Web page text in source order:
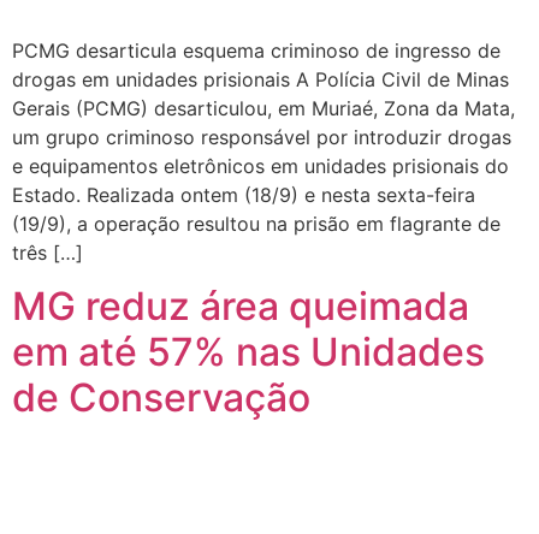
PCMG desarticula esquema criminoso de ingresso de
drogas em unidades prisionais A Polícia Civil de Minas
Gerais (PCMG) desarticulou, em Muriaé, Zona da Mata,
um grupo criminoso responsável por introduzir drogas
e equipamentos eletrônicos em unidades prisionais do
Estado. Realizada ontem (18/9) e nesta sexta-feira
(19/9), a operação resultou na prisão em flagrante de
três […]
MG reduz área queimada
em até 57% nas Unidades
de Conservação